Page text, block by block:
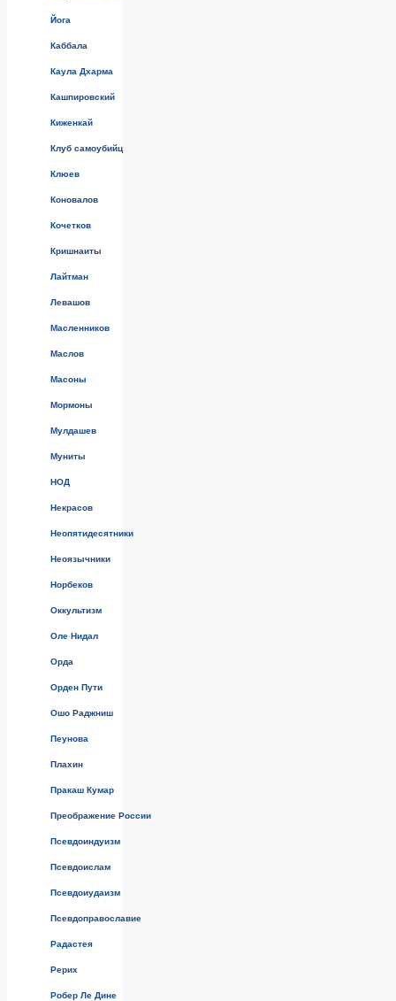
Йога
Каббала
Каула Дхарма
Кашпировский
Киженкай
Клуб самоубийц
Клюев
Коновалов
Кочетков
Кришнаиты
Лайтман
Левашов
Масленников
Маслов
Масоны
Мормоны
Мулдашев
Муниты
НОД
Некрасов
Неопятидесятники
Неоязычники
Норбеков
Оккультизм
Оле Нидал
Орда
Орден Пути
Ошо Раджниш
Пеунова
Плахин
Пракаш Кумар
Преображение России
Псевдоиндуизм
Псевдоислам
Псевдоиудаизм
Псевдоправославие
Радастея
Рерих
Робер Ле Дине